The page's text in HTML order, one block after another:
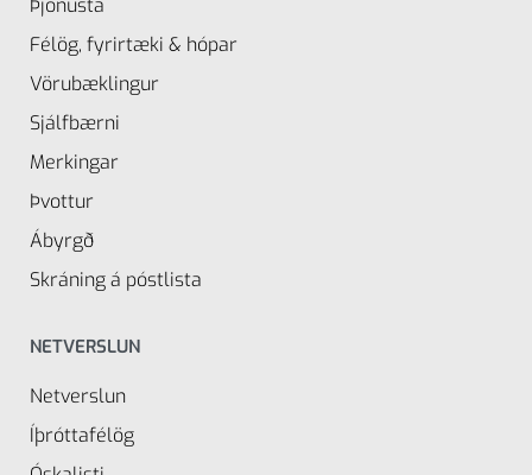
Þjónusta
Félög, fyrirtæki & hópar
Vörubæklingur
Sjálfbærni
Merkingar
Þvottur
Ábyrgð
Skráning á póstlista
NETVERSLUN
Netverslun
Íþróttafélög